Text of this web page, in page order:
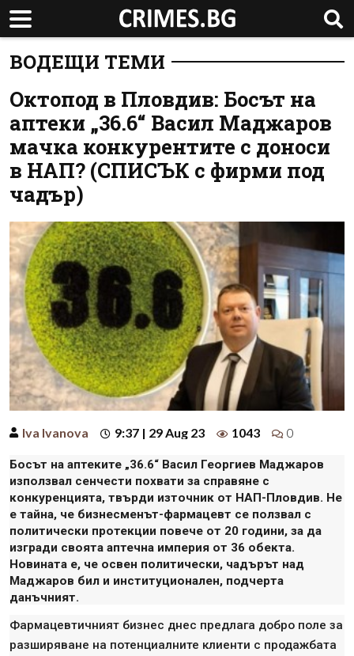
ВОДЕЩИ ТЕМИ
Октопод в Пловдив: Босът на
аптеки „36.6“ Васил Маджаров
мачка конкурентите с доноси
в НАП? (СПИСЪК с фирми под
чадър)
Iva Ivanova 9:37 | 29 Aug 23 1043 0
Босът на аптеките „36.6“ Васил Георгиев Маджаров
използвал сенчести похвати за справяне с
конкуренцията, твърди източник от НАП-Пловдив. Не
е тайна, че бизнесменът-фармацевт се ползвал с
политически протекции повече от 20 години, за да
изгради своята аптечна империя от 36 обекта.
Новината е, че освен политически, чадърът над
Маджаров бил и институционален, подчерта
данъчният.
Фармацевтичният бизнес днес предлага добро поле за
разширяване на потенциалните клиенти с продажбата